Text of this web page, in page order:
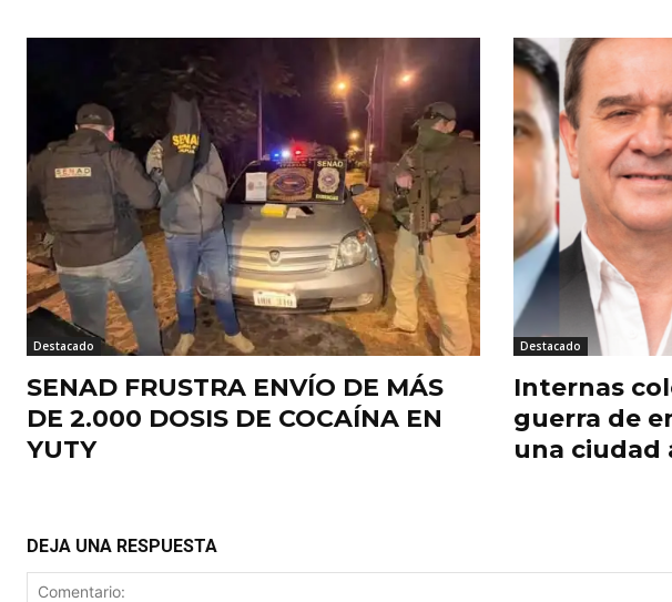
Destacado
SENAD FRUSTRA ENVÍO DE MÁS
DE 2.000 DOSIS DE COCAÍNA EN
YUTY
Destacado
Internas
guerra de
una ciudad
DEJA UNA RESPUESTA